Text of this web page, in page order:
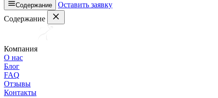
Содержание
Оставить заявку
Содержание
Компания
О нас
Блог
FAQ
Отзывы
Контакты